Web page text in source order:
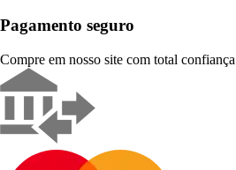
Pagamento seguro
Compre em nosso site com total confiança